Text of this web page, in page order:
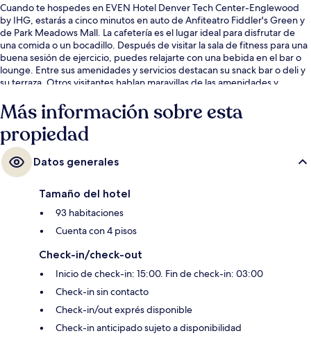
Cuando te hospedes en EVEN Hotel Denver Tech Center-Englewood
by IHG, estarás a cinco minutos en auto de Anfiteatro Fiddler's Green y
de Park Meadows Mall. La cafetería es el lugar ideal para disfrutar de
una comida o un bocadillo. Después de visitar la sala de fitness para una
buena sesión de ejercicio, puedes relajarte con una bebida en el bar o
lounge. Entre sus amenidades y servicios destacan su snack bar o deli y
su terraza. Otros visitantes hablan maravillas de las amenidades y
está a una corta distancia a pie de algunas opciones de transporte
público: Estación de tren Dry Creek está a 13 minutos.
Más información sobre esta
propiedad
Datos generales
Tamaño del hotel
93 habitaciones
Cuenta con 4 pisos
Check-in/check-out
Inicio de check-in: 15:00. Fin de check-in: 03:00
Check-in sin contacto
Check-in/out exprés disponible
Check-in anticipado sujeto a disponibilidad